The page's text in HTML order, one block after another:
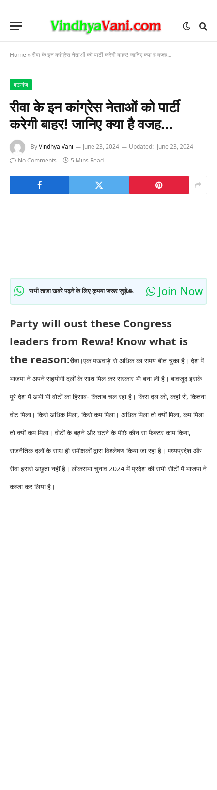
Home »रीवा के इन कांग्रेस नेताओं को पार्टी करेगी बाहर! जानिए क्या है वजह…
मऊगंज
रीवा के इन कांग्रेस नेताओं को पार्टी
करेगी बाहर! जानिए क्या है वजह…
ByVindhya Vani June 23, 2024 Updated: June 23, 2024
No Comments
5 Mins Read
सभी ताजा खबरें पढ़ने के लिए कृपया जरूर जुड़े🙏 Join Now
Party will oust these Congress
leaders from Rewa! Know what is
the reason:रीवा।एक पखवाड़े से अधिक का समय बीत चुका है। देश में
भाजपा ने अपने सहयोगी दलों के साथ मिल कर सरकार भी बना ली है। बावजूद इसके
पूरे देश में अभी भी वोटों का हिसाब- किताब चल रहा है। किस दल को, कहां से, कितना
वोट मिला। किसे अधिक मिला, किसे कम मिला। अधिक मिला तो क्यों मिला, कम मिला
तो क्यों कम मिला। वोटों के बढ़ने और घटने के पीछे कौन सा फैक्टर काम किया,
राजनैतिक दलों के साथ ही समीक्षकों द्वारा विश्लेषण किया जा रहा है। मध्यप्रदेश और
रीवा इससे अछूता नहीं है। लोकसभा चुनाव 2024 में प्रदेश की सभी सीटों में भाजपा ने
कब्जा कर लिया है।